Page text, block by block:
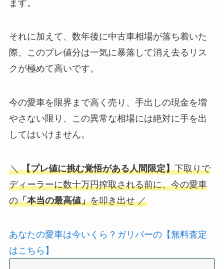
ます。
それに加えて、数年後に中古車相場が落ち着いた
際、このプレ値分は一気に暴落して消え去るリス
クが極めて高いです。
今の愛車を限界まで高く売り、手出しの現金を増
やさない限り、この異常な相場には絶対に手を出
してはいけません。
＼【プレ値に挑む覚悟がある人間限定】下取りで
ディーラーに数十万円搾取される前に、今の愛車
の「本当の最高値」を叩き出せ ／
あなたの愛車は今いくら？ガリバーの【無料査定
はこちら】